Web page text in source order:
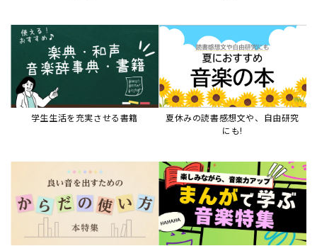
学生生活を充実させる書籍
夏休みの読書感想文や、自由研究
にも!